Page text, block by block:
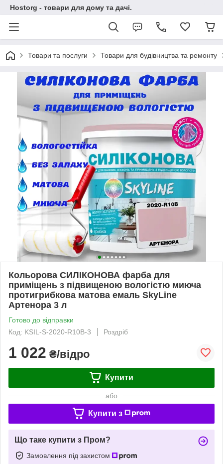
Hostorg - товари для дому та дачі.
Товари та послуги Товари для будівництва та ремонту
Кольорова СИЛІКОНОВА фарба для
приміщень з підвищеною вологістю миюча
протигрибкова матова емаль SkyLine
Артенора 3 л
Готово до відправки
Код: KSIL-S-2020-R10B-3
Роздріб
1 022 ₴/відро
Купити
або
Купити з
Що таке купити з Пром?
Замовлення під захистом